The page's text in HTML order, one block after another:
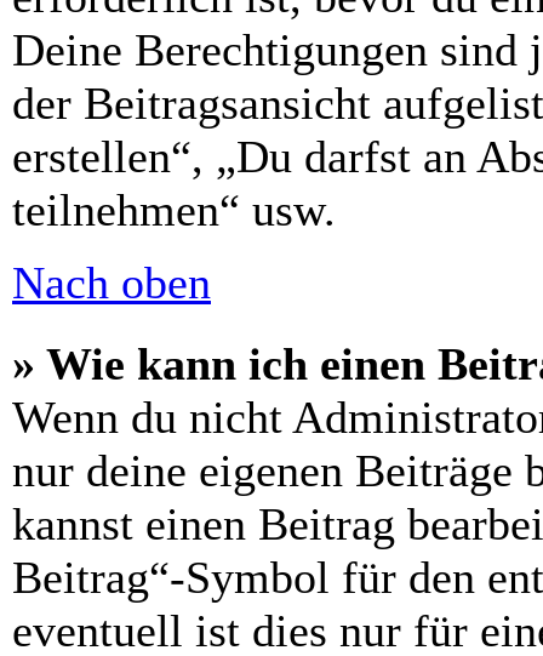
Deine Berechtigungen sind
der Beitragsansicht
erstellen“, „Du darfst an
teilnehmen“ usw.
Nach oben
» Wie kann ich einen
Wenn du nicht
nur deine eigenen Beiträge
kannst einen Beitrag
Beitrag“-Symbol für den
eventuell ist dies nur für